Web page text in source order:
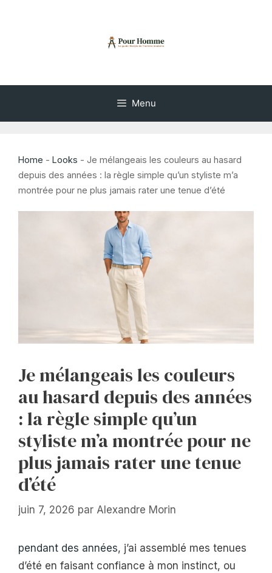
Menu
Home - Looks - Je mélangeais les couleurs au hasard
depuis des années : la règle simple qu’un styliste m’a
montrée pour ne plus jamais rater une tenue d’été
Je mélangeais les couleurs
au hasard depuis des années
: la règle simple qu’un
styliste m’a montrée pour ne
plus jamais rater une tenue
d’été
juin 7, 2026 par Alexandre Morin
pendant des années, j’ai assemblé mes tenues
d’été en faisant confiance à mon instinct, ou